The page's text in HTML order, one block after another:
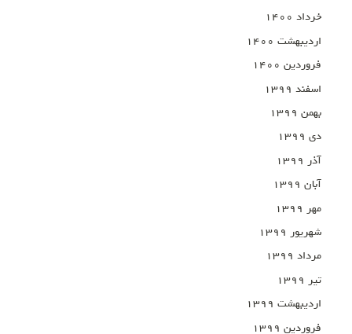
خرداد ۱۴۰۰
اردیبهشت ۱۴۰۰
فروردین ۱۴۰۰
اسفند ۱۳۹۹
بهمن ۱۳۹۹
دی ۱۳۹۹
آذر ۱۳۹۹
آبان ۱۳۹۹
مهر ۱۳۹۹
شهریور ۱۳۹۹
مرداد ۱۳۹۹
تیر ۱۳۹۹
اردیبهشت ۱۳۹۹
فروردین ۱۳۹۹